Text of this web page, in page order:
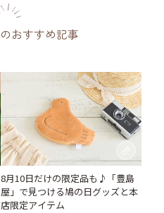
のおすすめ記事
8月10日だけの限定品も♪「豊島
屋」で見つける鳩の日グッズと本
店限定アイテム